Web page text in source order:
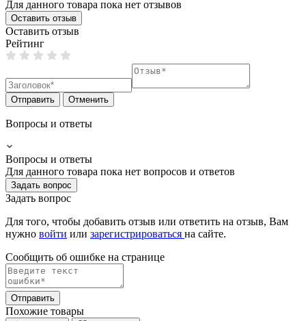
Для данного товара пока нет отзывов
Оставить отзыв
Оставить отзыв
Рейтинг
Отправить Отменить
Вопросы и ответы
Вопросы и ответы
Для данного товара пока нет вопросов и ответов
Задать вопрос
Задать вопрос
Для того, чтобы добавить отзыв или ответить на отзыв, Вам
нужно войти или зарегистрироваться на сайте.
Сообщить об ошибке на страницe
Отправить
Похожие товары